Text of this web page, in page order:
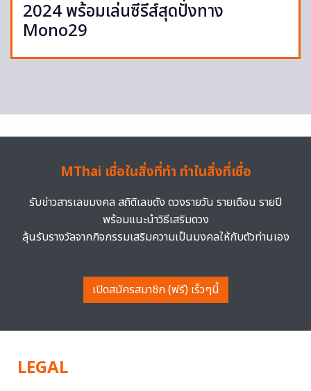
2024 พร้อมเล่นซีรีส์สุดปังทาง
Mono29
MThai เชื่อในสิ่งที่ทำ ทำในสิ่งที่เชื่อ
รับข่าวสารเลขมงคล สถิติเลขดัง ดวงรายวัน รายเดือน รายปี
พร้อมแนะนำวิธีเสริมดวง
ลุ้นรับรางวัลจากกิจกรรมเสริมความเป็นมงคลให้กับตัวท่านเอง
เปิดสมัครสมาชิก (ฟรี) เร็วๆนี้
LEGAL